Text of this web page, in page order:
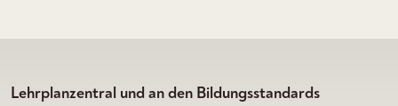
Lehrplanzentral und an den Bildungsstandards